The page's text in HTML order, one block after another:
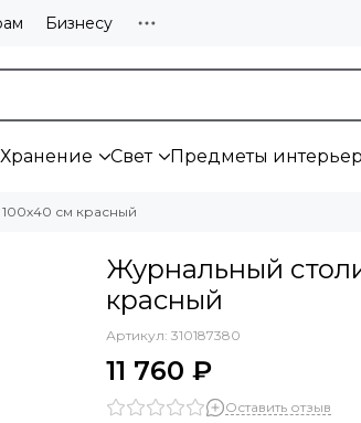
Бизнесу
Хранение Свет Предметы
см красный
Журнальный
красный
Артикул: 310187380
11 760 ₽
Оставить отзыв